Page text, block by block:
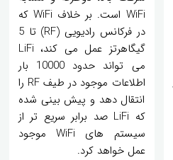
WiFi است. بر خلاف WiFi که
در فرکانس رادیویی (RF) تا 5
گیگاهرتز عمل می کند، LiFi
می تواند حدود 10000 بار
اطلاعات موجود در طیف RF را
انتقال دهد و پیش بینی شده
که LiFi صد برابر سریع تر از
سیستم های WiFi موجود
عمل خواهد کرد.